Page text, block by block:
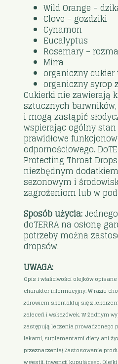
Wild Orange –
Clove – gozdziki
Cynamon
Eucalyptus
Rosemary –
Mirra
organiczny
organiczny syrop
Cukierki nie zawierają
sztucznych
i mogą zastąpić
wspierając ogólny
prawidłowe
odpornościowego.
Protecting Throat
niezbędnym
sezonowym i
zagrożeniom lub w
Sposób użycia:
doTERRA na osłonę
potrzeby można
dropsów.
UWAGA:
Opis i właściwości olejków
charakter informacyjny. W razie
zdrowiem skontaktuj się z
zaleceń i wskazówek. W żadnym
zastępują leczenia prowadzonego
lekami, suplementami diety ani
przeznaczenia! Zastosowanie
w gestii, inwencji kupującego.